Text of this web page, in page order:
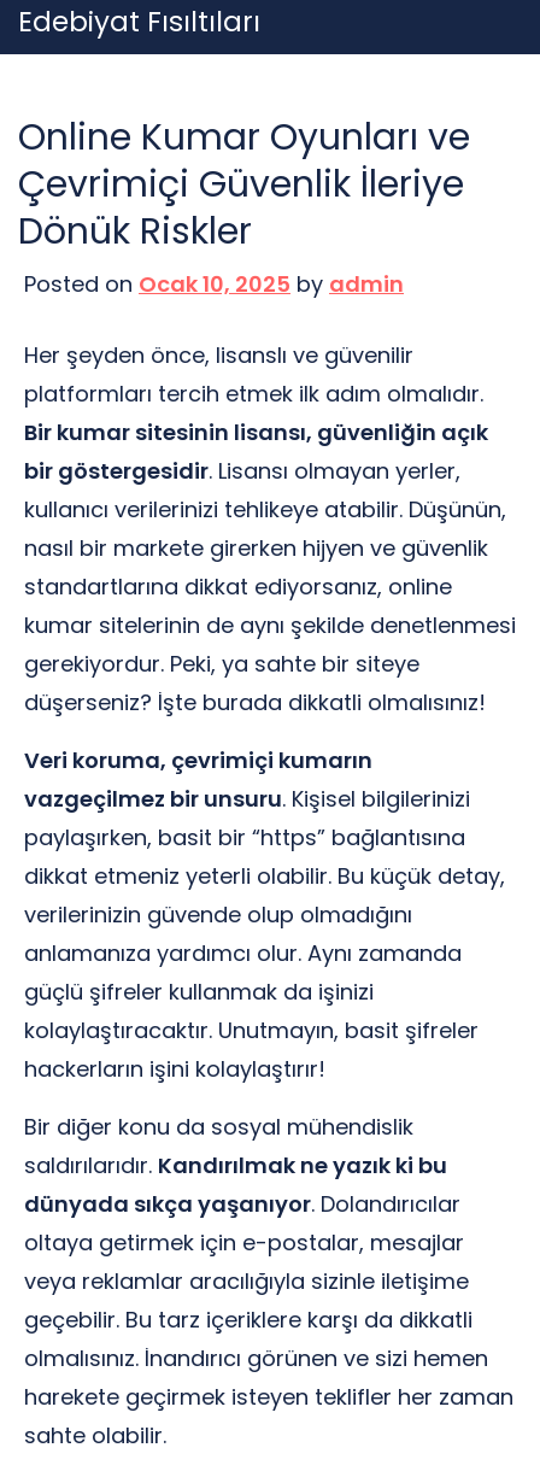
Skip
to
Edebiyat Fısıltıları
Online Kumar Oyunları ve
Çevrimiçi Güvenlik İleriye
Dönük Riskler
Posted on Ocak 10, 2025 by admin
Her şeyden önce, lisanslı ve güvenilir
platformları tercih etmek ilk adım olmalıdır.
Bir kumar sitesinin lisansı, güvenliğin açık
bir göstergesidir. Lisansı olmayan yerler,
kullanıcı verilerinizi tehlikeye atabilir. Düşünün,
nasıl bir markete girerken hijyen ve güvenlik
standartlarına dikkat ediyorsanız, online
kumar sitelerinin de aynı şekilde denetlenmesi
gerekiyordur. Peki, ya sahte bir siteye
düşerseniz? İşte burada dikkatli olmalısınız!
Veri koruma, çevrimiçi kumarın
vazgeçilmez bir unsuru. Kişisel bilgilerinizi
paylaşırken, basit bir “https” bağlantısına
dikkat etmeniz yeterli olabilir. Bu küçük detay,
verilerinizin güvende olup olmadığını
anlamanıza yardımcı olur. Aynı zamanda
güçlü şifreler kullanmak da işinizi
kolaylaştıracaktır. Unutmayın, basit şifreler
hackerların işini kolaylaştırır!
Bir diğer konu da sosyal mühendislik
saldırılarıdır. Kandırılmak ne yazık ki bu
dünyada sıkça yaşanıyor. Dolandırıcılar
oltaya getirmek için e-postalar, mesajlar
veya reklamlar aracılığıyla sizinle iletişime
geçebilir. Bu tarz içeriklere karşı da dikkatli
olmalısınız. İnandırıcı görünen ve sizi hemen
harekete geçirmek isteyen teklifler her zaman
sahte olabilir.